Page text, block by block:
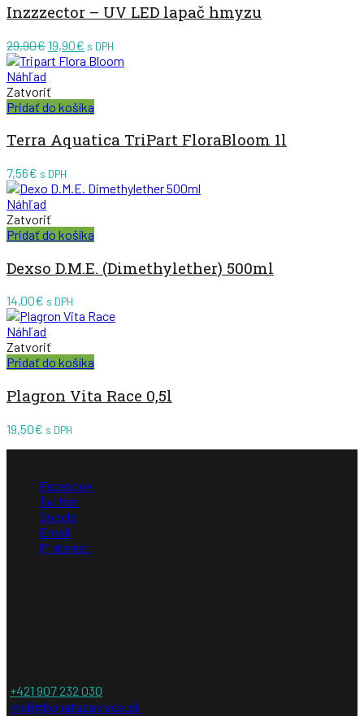
Inzzzector – UV LED lapač hmyzu
29,90€Pôvodná
cena
29,90€.
19,90€ Aktuálna
cena
s DPH
Náhľad
Zatvoriť
Pridať do košíka
Terra Aquatica TriPart FloraBloom 1l
7,56€ s DPH
Náhľad
Zatvoriť
Pridať do košíka
Dexso D.M.E. (Dimethylether) 500ml
14,00€ s DPH
Náhľad
Zatvoriť
Pridať do košíka
Plagron Vita Race 0,5l
19,50€ s DPH
Facebook
Twitter
Google
Email
Pinterest
+421 907 232 030
mail@bohatazahrada.sk